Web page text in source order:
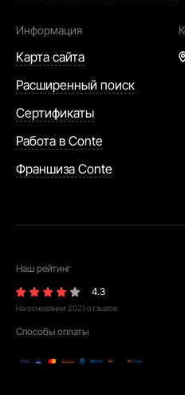
Информация
Карта сайта
Расширенный поиск
Сертификаты
Работа в Conte
Франшиза Conte
Наш рейтинг
4.3
На основании 2021 отзывов
Способы оплаты